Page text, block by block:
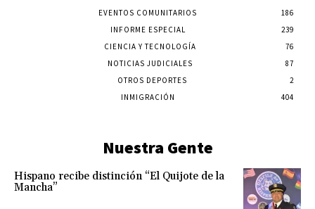
EVENTOS COMUNITARIOS
186
INFORME ESPECIAL
239
CIENCIA Y TECNOLOGÍA
76
NOTICIAS JUDICIALES
87
OTROS DEPORTES
2
INMIGRACIÓN
404
Nuestra Gente
Hispano recibe distinción “El Quijote de la
Mancha”